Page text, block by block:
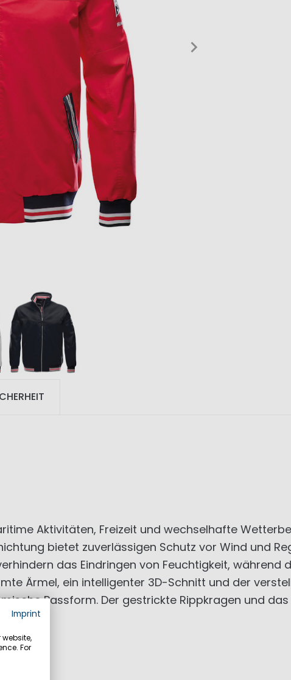
Aktivitäten, Freizeit und wechselhafte
bietet zuverlässigen Schutz vor Wind und
das Eindringen von Feuchtigkeit, während
Ärmel, ein intelligenter 3D-Schnitt und der
Passform. Der gestrickte Rippkragen und
Imprint
For